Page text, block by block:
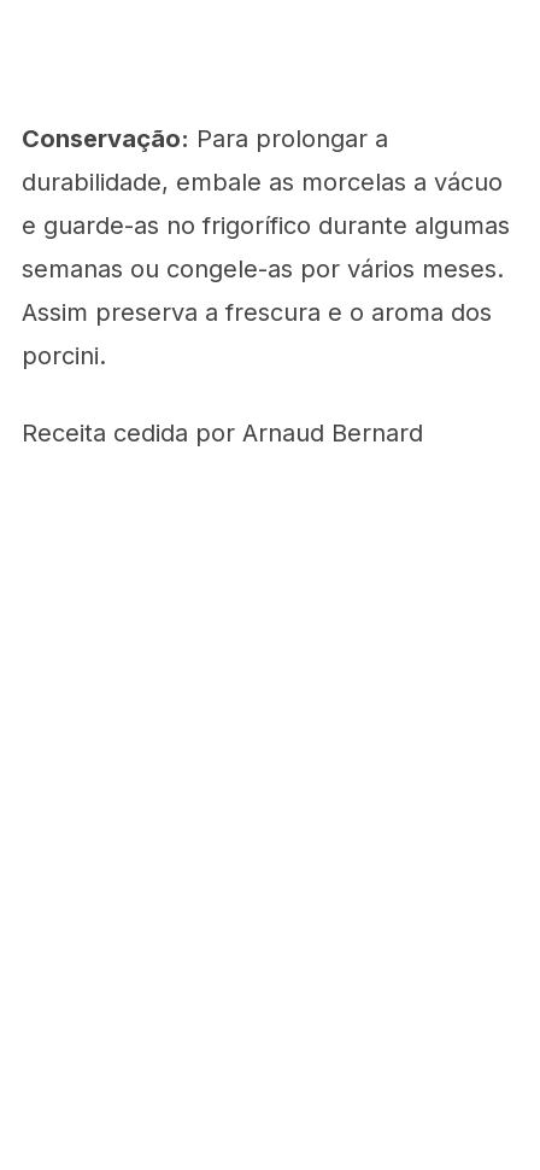
Conservação: Para prolongar a
durabilidade, embale as morcelas a vácuo
e guarde-as no frigorífico durante algumas
semanas ou congele-as por vários meses.
Assim preserva a frescura e o aroma dos
porcini.
Receita cedida por Arnaud Bernard